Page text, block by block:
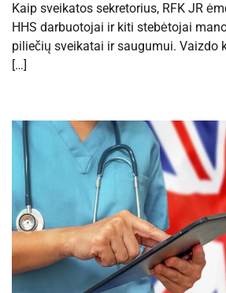
Kaip sveikatos sekretorius, RFK JR
HHS darbuotojai ir kiti stebėtojai
piliečių sveikatai ir saugumui. Vaizdo
[…]